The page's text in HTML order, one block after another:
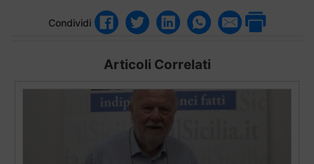
Condividi
Articoli Correlati